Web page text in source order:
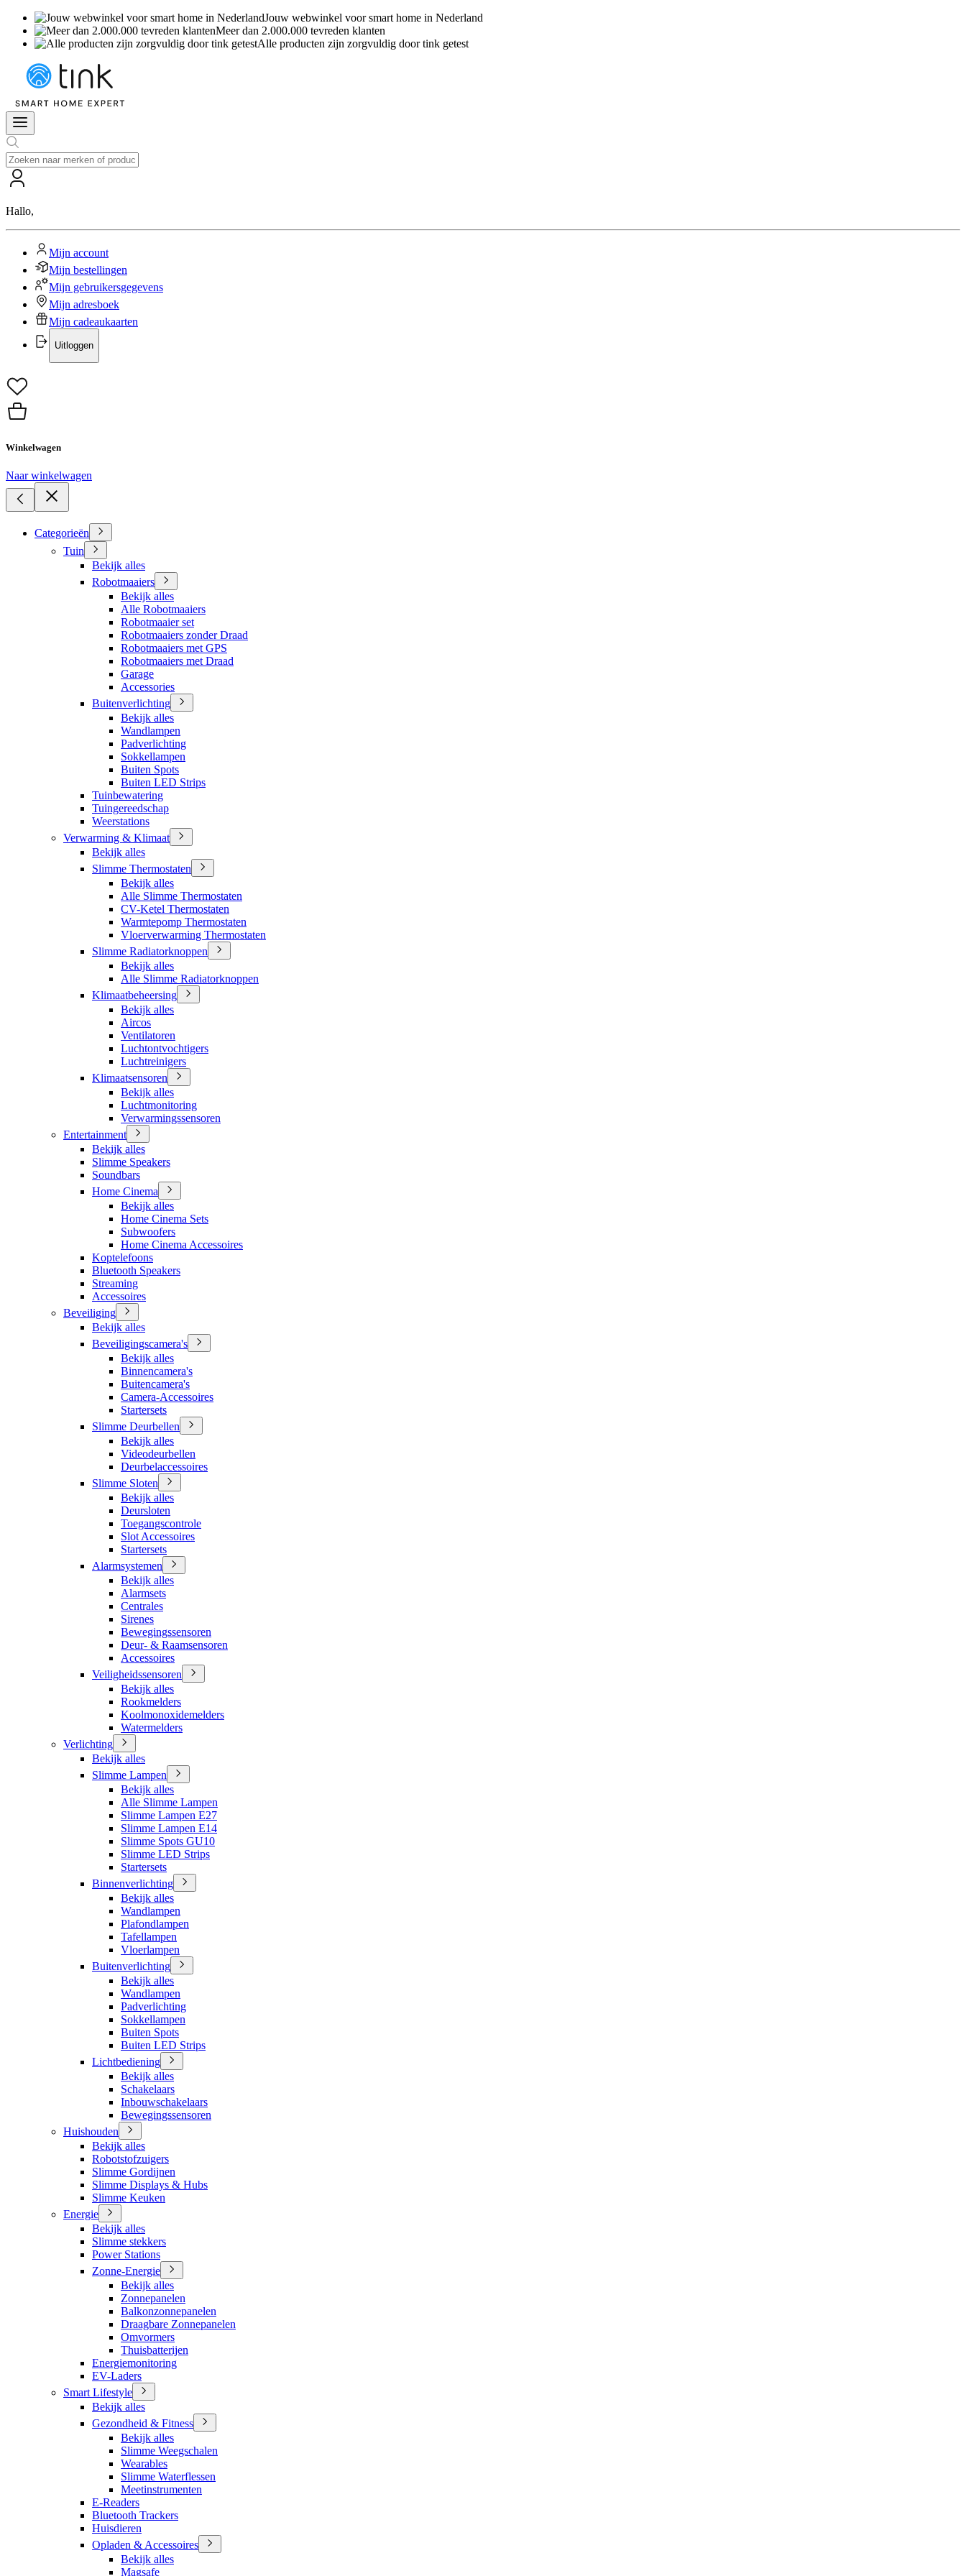
Jouw webwinkel voor smart home in Nederland
Meer dan 2.000.000 tevreden klanten
Alle producten zijn zorgvuldig door tink getest
Hallo,
Mijn account
Mijn bestellingen
Mijn gebruikersgegevens
Mijn adresboek
Mijn cadeaukaarten
Uitloggen
Winkelwagen
Naar winkelwagen
Categorieën
Tuin
Bekijk alles
Robotmaaiers
Bekijk alles
Alle Robotmaaiers
Robotmaaier set
Robotmaaiers zonder Draad
Robotmaaiers met GPS
Robotmaaiers met Draad
Garage
Accessories
Buitenverlichting
Bekijk alles
Wandlampen
Padverlichting
Sokkellampen
Buiten Spots
Buiten LED Strips
Tuinbewatering
Tuingereedschap
Weerstations
Verwarming & Klimaat
Bekijk alles
Slimme Thermostaten
Bekijk alles
Alle Slimme Thermostaten
CV-Ketel Thermostaten
Warmtepomp Thermostaten
Vloerverwarming Thermostaten
Slimme Radiatorknoppen
Bekijk alles
Alle Slimme Radiatorknoppen
Klimaatbeheersing
Bekijk alles
Aircos
Ventilatoren
Luchtontvochtigers
Luchtreinigers
Klimaatsensoren
Bekijk alles
Luchtmonitoring
Verwarmingssensoren
Entertainment
Bekijk alles
Slimme Speakers
Soundbars
Home Cinema
Bekijk alles
Home Cinema Sets
Subwoofers
Home Cinema Accessoires
Koptelefoons
Bluetooth Speakers
Streaming
Accessoires
Beveiliging
Bekijk alles
Beveiligingscamera's
Bekijk alles
Binnencamera's
Buitencamera's
Camera-Accessoires
Startersets
Slimme Deurbellen
Bekijk alles
Videodeurbellen
Deurbelaccessoires
Slimme Sloten
Bekijk alles
Deursloten
Toegangscontrole
Slot Accessoires
Startersets
Alarmsystemen
Bekijk alles
Alarmsets
Centrales
Sirenes
Bewegingssensoren
Deur- & Raamsensoren
Accessoires
Veiligheidssensoren
Bekijk alles
Rookmelders
Koolmonoxidemelders
Watermelders
Verlichting
Bekijk alles
Slimme Lampen
Bekijk alles
Alle Slimme Lampen
Slimme Lampen E27
Slimme Lampen E14
Slimme Spots GU10
Slimme LED Strips
Startersets
Binnenverlichting
Bekijk alles
Wandlampen
Plafondlampen
Tafellampen
Vloerlampen
Buitenverlichting
Bekijk alles
Wandlampen
Padverlichting
Sokkellampen
Buiten Spots
Buiten LED Strips
Lichtbediening
Bekijk alles
Schakelaars
Inbouwschakelaars
Bewegingssensoren
Huishouden
Bekijk alles
Robotstofzuigers
Slimme Gordijnen
Slimme Displays & Hubs
Slimme Keuken
Energie
Bekijk alles
Slimme stekkers
Power Stations
Zonne-Energie
Bekijk alles
Zonnepanelen
Balkonzonnepanelen
Draagbare Zonnepanelen
Omvormers
Thuisbatterijen
Energiemonitoring
EV-Laders
Smart Lifestyle
Bekijk alles
Gezondheid & Fitness
Bekijk alles
Slimme Weegschalen
Wearables
Slimme Waterflessen
Meetinstrumenten
E-Readers
Bluetooth Trackers
Huisdieren
Opladen & Accessoires
Bekijk alles
Magsafe